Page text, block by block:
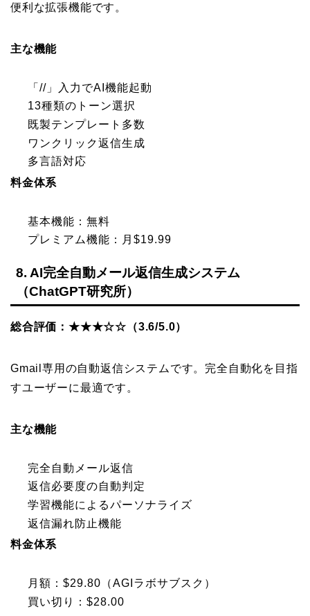
便利な拡張機能です。
主な機能
「//」入力でAI機能起動
13種類のトーン選択
既製テンプレート多数
ワンクリック返信生成
多言語対応
料金体系
基本機能：無料
プレミアム機能：月$19.99
8. AI完全自動メール返信生成システム
（ChatGPT研究所）
総合評価：★★★☆☆（3.6/5.0）
Gmail専用の自動返信システムです。完全自動化を目指
すユーザーに最適です。
主な機能
完全自動メール返信
返信必要度の自動判定
学習機能によるパーソナライズ
返信漏れ防止機能
料金体系
月額：$29.80（AGIラボサブスク）
買い切り：$28.00